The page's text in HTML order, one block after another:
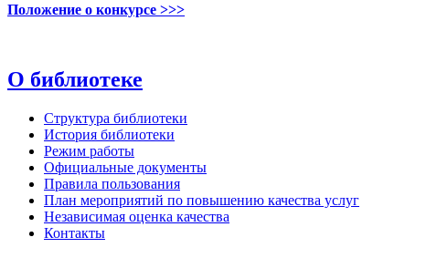
Положение о конкурсе >>>
О библиотеке
Структура библиотеки
История библиотеки
Режим работы
Официальные документы
Правила пользования
План мероприятий по повышению качества услуг
Независимая оценка качества
Контакты